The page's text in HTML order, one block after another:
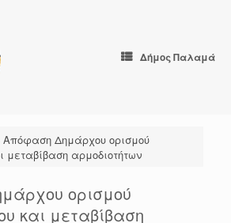
Δήμος Παλαμά
Απόφαση Δημάρχου ορισμού
μεταβίβαση αρμοδιοτήτων
ορισμού
και μεταβίβαση